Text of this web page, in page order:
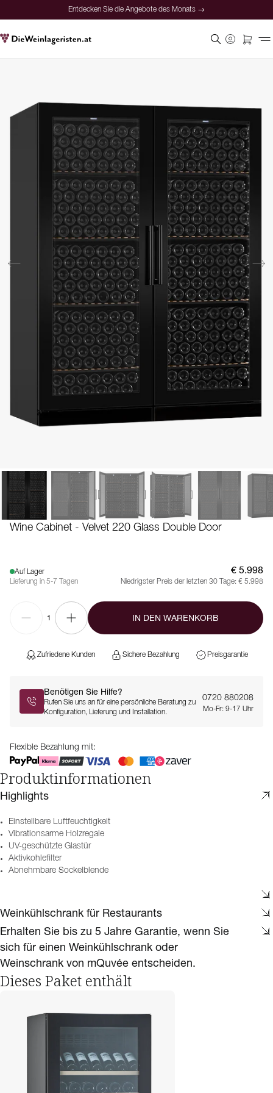
Entdecken Sie die Angebote des Monats →
Wine Cabinet - Velvet 220 Glass Double Door
Auf Lager
Lieferung in 5-7 Tagen
€ 5.998
Niedrigster Preis der letzten 30 Tage: € 5.998
1 IN DEN WARENKORB
Zufriedene Kunden Sichere Bezahlung Preisgarantie
Benötigen Sie Hilfe?
Rufen Sie uns an für eine persönliche Beratung zu
Konfiguration, Lieferung und Installation.
0720 880208
Mo-Fr: 9-17 Uhr
Flexible Bezahlung mit:
Produktinformationen
Highlights
Einstellbare Luftfeuchtigkeit
Vibrationsarme Holzregale
UV-geschützte Glastür
Aktivkohlefilter
Abnehmbare Sockelblende
Weinkühlschrank für Restaurants
Erhalten Sie bis zu 5 Jahre Garantie, wenn Sie
sich für einen Weinkühlschrank oder
Weinschrank von mQuvée entscheiden.
Dieses Paket enthält